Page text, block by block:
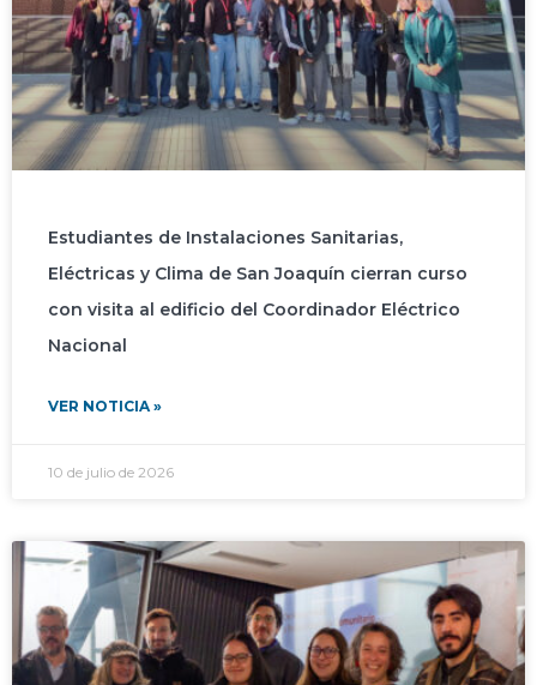
Estudiantes de Instalaciones Sanitarias,
Eléctricas y Clima de San Joaquín cierran curso
con visita al edificio del Coordinador Eléctrico
Nacional
VER NOTICIA »
10 de julio de 2026